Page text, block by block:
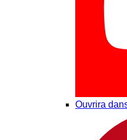
Ouvrira